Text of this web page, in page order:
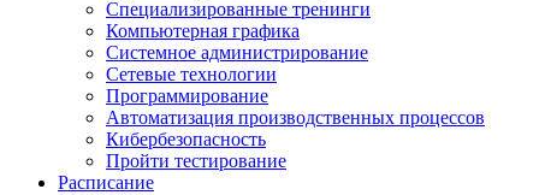
Специализированные тренинги
Компьютерная графика
Системное администрирование
Сетевые технологии
Программирование
Автоматизация производственных процессов
Кибербезопасность
Пройти тестирование
Расписание